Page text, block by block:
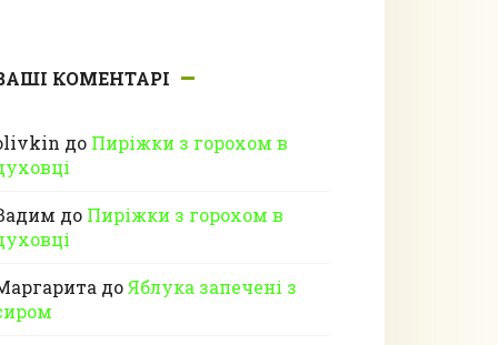
КОМЕНТАРІ
до Пиріжки з горохом в
до Пиріжки з горохом в
доЯблука запечені з